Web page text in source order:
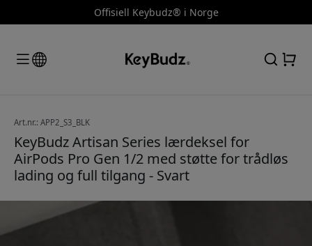
Offisiell Keybudz® i Norge
Art.nr.: APP2_S3_BLK
KeyBudz Artisan Series lærdeksel for
AirPods Pro Gen 1/2 med støtte for trådløs
lading og full tilgang - Svart